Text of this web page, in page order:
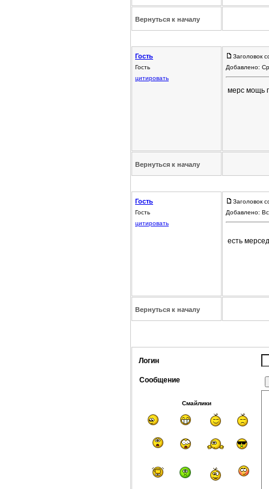
Вернуться к началу
Гость
Гость
цитировать
Заголовок
Добавлено:
мерс мощь
Вернуться к началу
Гость
Гость
цитировать
Заголовок
Добавлено:
есть
Вернуться к началу
Логин
Сообщение
Смайлики